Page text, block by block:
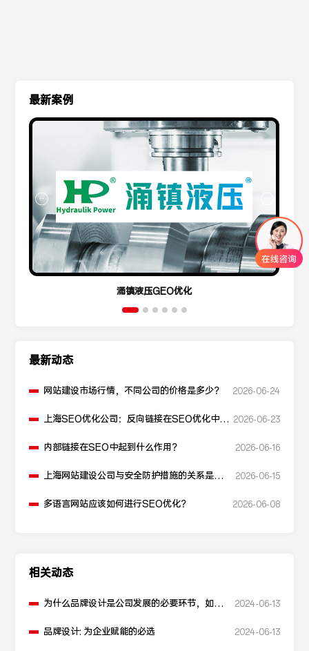
最新案例
涌镇液压GEO优化
最新动态
网站建设市场行情，不同公司的价格是多少？ 2026-06-24
上海SEO优化公司：反向链接在SEO优化中起 2026-06-23
内部链接在SEO中起到什么作用？ 2026-06-16
上海网站建设公司与安全防护措施的关系是什
2026-06-15
多语言网站应该如何进行SEO优化？ 2026-06-08
相关动态
为什么品牌设计是公司发展的必要环节，如何
2024-06-13
品牌设计: 为企业赋能的必选 2024-06-13